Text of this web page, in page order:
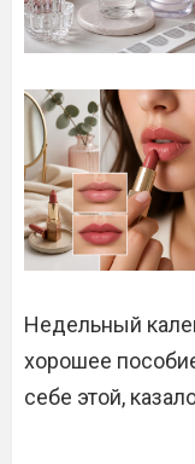
Недельный
хорошее
себе этой,